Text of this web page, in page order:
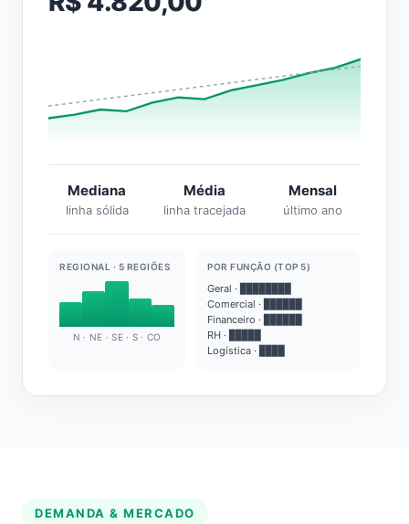
Mediana
linha sólida
Média
linha tracejada
Mensal
último ano
REGIONAL · 5 REGIÕES
N · NE · SE · S · CO
POR FUNÇÃO (TOP 5)
Geral · ████████
Comercial · ██████
Financeiro · ██████
RH · █████
Logística · ████
DEMANDA & MERCADO